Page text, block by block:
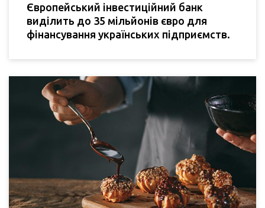
Європейський інвестиційний банк
виділить до 35 мільйонів євро для
фінансування українських підприємств.